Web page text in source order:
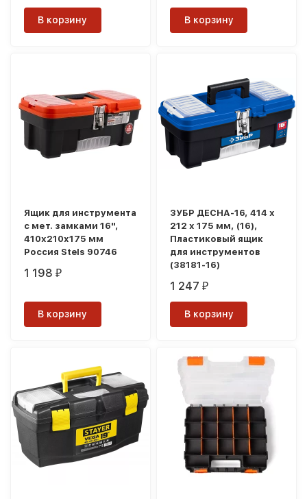
В корзину В корзину
Ящик для инструмента
с мет. замками 16",
410х210x175 мм
Россия Stels 90746
1 198₽
В корзину
ЗУБР ДЕСНА-16, 414 x
212 x 175 мм, (16),
Пластиковый ящик
для инструментов
(38181-16)
1 247₽
В корзину